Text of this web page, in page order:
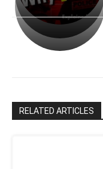
అసంపూర్ణం
తీర్చుకున్న
ఉపాసన..
పాపం
రామ్
RELATED ARTICLES